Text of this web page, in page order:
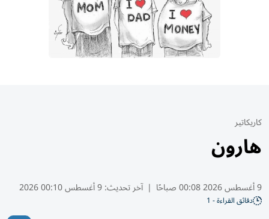
كاريكاتير
هارون
9 أغسطس 2026 00:08 صباحًا | آخر تحديث:9 أغسطس 00:10 2026
دقائق القراءة - 1